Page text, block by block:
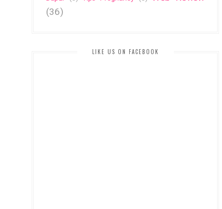
(36)
LIKE US ON FACEBOOK